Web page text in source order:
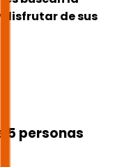
disfrutar de sus
5 personas